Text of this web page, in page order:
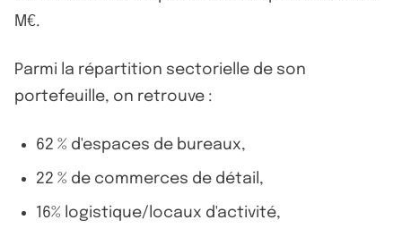
M€.
Parmi la répartition sectorielle de son
portefeuille, on retrouve :
62 % d'espaces de bureaux,
22 % de commerces de détail,
16% logistique/locaux d'activité,